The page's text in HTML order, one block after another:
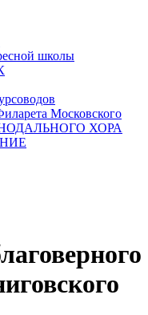
школы
Московского
ХОРА